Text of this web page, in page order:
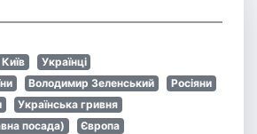
Київ
Українці
Володимир Зеленський
Росіяни
Українська гривня
посада)
Європа